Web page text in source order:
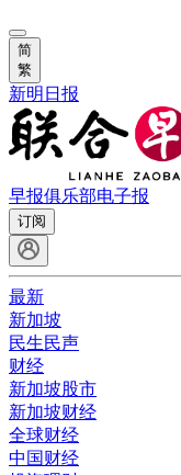
简
繁
新明日报
早报俱乐部电子报
订阅
最新
新加坡
民生民声
财经
新加坡股市
新加坡财经
全球财经
中国财经